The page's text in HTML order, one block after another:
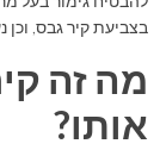
בצביעת קיר גבס,
מה זה
אותו?